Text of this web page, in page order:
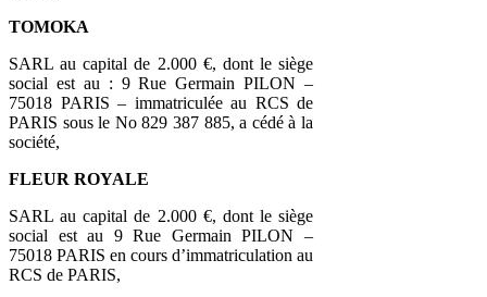
TOMOKA
SARL au capital de 2.000 €, dont le siège
social est au : 9 Rue Germain PILON –
75018 PARIS – immatriculée au RCS de
PARIS sous le No 829 387 885, a cédé à la
société,
FLEUR ROYALE
SARL au capital de 2.000 €, dont le siège
social est au 9 Rue Germain PILON –
75018 PARIS en cours d’immatriculation au
RCS de PARIS,